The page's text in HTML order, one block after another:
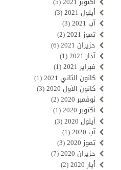
أيلول 2021
(3)
آب 2021
(3)
تموز 2021
(2)
حزيران 2021
(6)
آذار 2021
(1)
فبراير 2021
(1)
كانون الثاني 2021
(1)
كانون الأول 2020
(3)
نوفمبر 2020
(2)
أكتوبر 2020
(1)
أيلول 2020
(3)
آب 2020
(1)
تموز 2020
(3)
حزيران 2020
(7)
أيار 2020
(2)